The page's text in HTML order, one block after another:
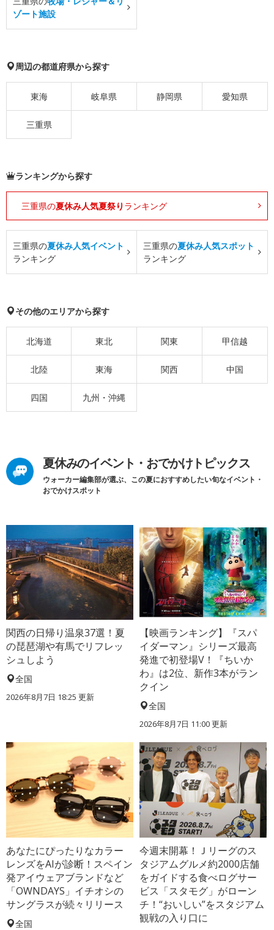
ゾート施設
周辺の都道府県から探す
東海 岐阜県 静岡県 愛知県
三重県
ランキングから探す
三重県の夏休み人気夏祭り ランキング
三重県の夏休み人気イベント
ランキング
三重県の夏休み人気スポット
ランキング
その他のエリアから探す
北海道 東北 関東 甲信越
北陸 東海 関西 中国
四国 九州・沖縄
夏休みのイベント・おでかけトピックス
ウォーカー編集部が選ぶ、この夏におすすめしたい旬なイベント・
おでかけスポット
関西の日帰り温泉37選！夏
の琵琶湖や有馬でリフレッ
シュしよう
全国
2026年8月7日 18:25 更新
【映画ランキング】『スパ
イダーマン』シリーズ最高
発進で初登場V！『ちいか
わ』は2位、新作3本がラン
クイン
全国
2026年8月7日 11:00更新
あなたにぴったりなカラー
レンズをAIが診断！スペイン
発アイウェアブランドなど
「OWNDAYS」イチオシの
サングラスが続々リリース
全国
今週末開幕！Ｊリーグのス
タジアムグルメ約2000店舗
をガイドする食べログサー
ビス「スタモグ」がローン
チ！“おいしい”をスタジアム
観戦の入り口に